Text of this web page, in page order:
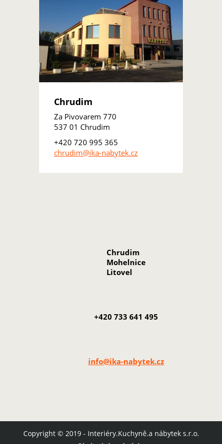
Chrudim
Za Pivovarem 770
537 01 Chrudim
+420 720 995 365
chrudim@ika-nabytek.cz
Chrudim
Mohelnice
Litovel
+420 733 641 495
info@ika-nabytek.cz
Copyright © 2019 - Interiéry.Kuchyně.a nábytek s.r.o.